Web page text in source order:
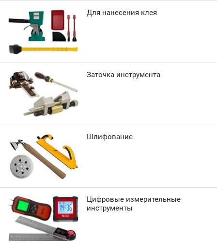
Для нанесения клея
Заточка инструмента
Шлифование
Цифровые измерительные
инструменты